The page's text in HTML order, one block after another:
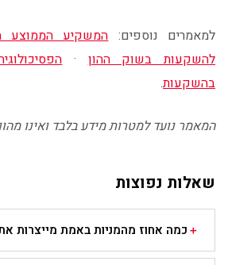
למאמרים נוספים:המשקיע הממוצע
להשקעות בשוק ההון·
בהשקעות.
המאמר נועד למטרות מידע בלבד ואינו
שאלות נפוצות
כמה אחוז מהמניות באמת מייצרות